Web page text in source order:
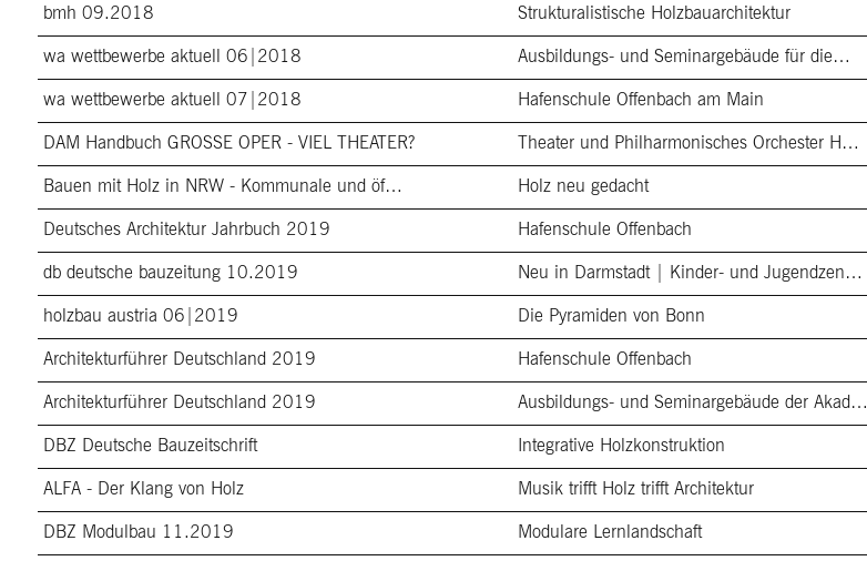
bmh 09.2018
Strukturalistische Holzbauarchitektur
wa wettbewerbe aktuell 06|2018
Ausbildungs- und Seminargebäude für die…
wa wettbewerbe aktuell 07|2018
Hafenschule Offenbach am Main
DAM Handbuch GROSSE OPER - VIEL THEATER?
Theater und Philharmonisches Orchester H…
Bauen mit Holz in NRW - Kommunale und öf…
Holz neu gedacht
Deutsches Architektur Jahrbuch 2019
Hafenschule Offenbach
db deutsche bauzeitung 10.2019
Neu in Darmstadt | Kinder- und Jugendzen…
holzbau austria 06|2019
Die Pyramiden von Bonn
Architekturführer Deutschland 2019
Hafenschule Offenbach
Architekturführer Deutschland 2019
Ausbildungs- und Seminargebäude der Akad…
DBZ Deutsche Bauzeitschrift
Integrative Holzkonstruktion
ALFA - Der Klang von Holz
Musik trifft Holz trifft Architektur
DBZ Modulbau 11.2019
Modulare Lernlandschaft